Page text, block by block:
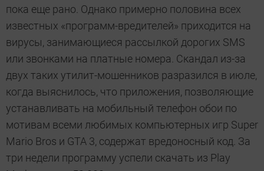
пока еще рано. Однако примерно половина всех
известных «программ-вредителей» приходится на
вирусы, занимающиеся рассылкой дорогих SMS
или звонками на платные номера. Скандал из-за
двух таких утилит-мошенников разразился в июле,
когда выяснилось, что приложения, позволяющие
устанавливать на мобильный телефон обои по
мотивам всеми любимых компьютерных игр Super
Mario Bros и GTA 3, содержат вредоносный код. За
три недели программу успели скачать из Play